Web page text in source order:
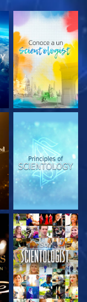
EXPLORA LAS
SERIES
VE